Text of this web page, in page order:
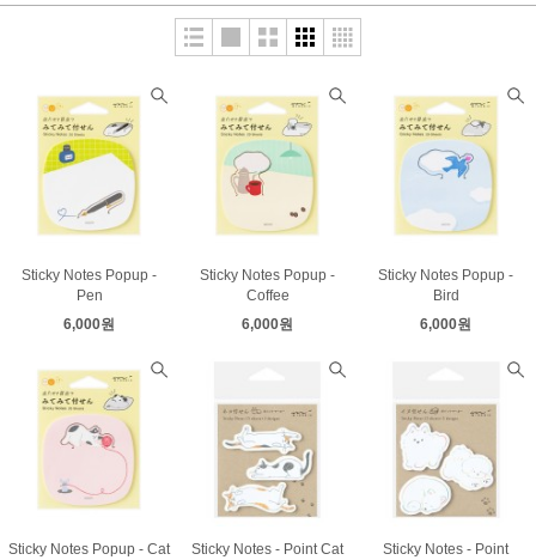
Sticky Notes Popup -
Pen
6,000원
Sticky Notes Popup -
Coffee
6,000원
Sticky Notes Popup -
Bird
6,000원
Sticky Notes Popup - Cat
Sticky Notes - Point Cat
Sticky Notes - Point